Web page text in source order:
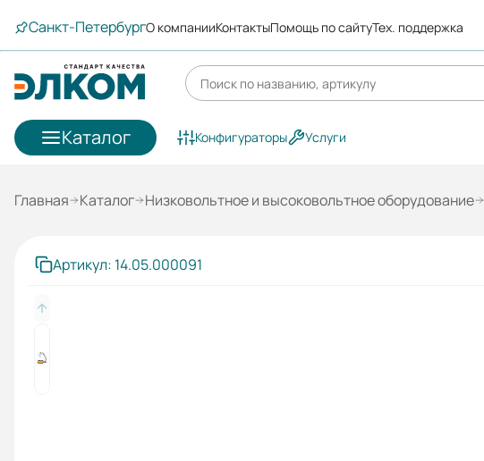
Санкт-ПетербургО компанииКонтактыПомощь по сайтуТех. поддержка
Каталог Конфигураторы Услуги
Главная Каталог Низковольтное и высоковольтное оборудование
Артикул: 14.05.000091